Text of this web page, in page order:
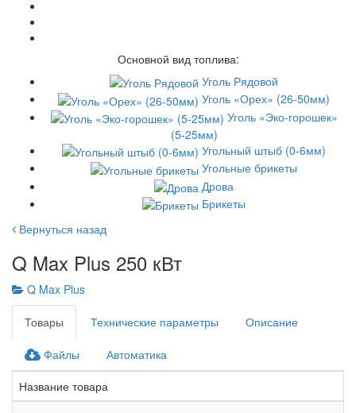
Основной вид топлива:
Уголь Рядовой
Уголь «Орех» (26-50мм)
Уголь «Эко-горошек»
(5-25мм)
Угольный штыб (0-6мм)
Угольные брикеты
Дрова
Брикеты
Вернуться назад
Q Max Plus 250 кВт
Q Max Plus
Товары Технические параметры Описание
Файлы
Автоматика
Название товара